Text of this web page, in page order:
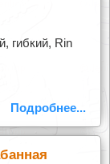
гибкий, Rin
Подробнее...